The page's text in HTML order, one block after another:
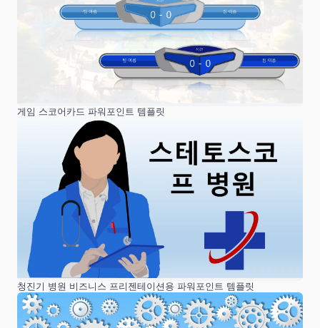
게임 스코어카드 파워포인트 템플릿
청진기 병원 비즈니스 프리젠테이션용 파워포인트 템플릿